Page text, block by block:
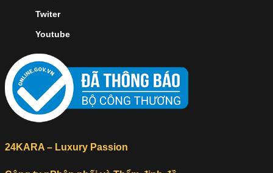
Twiter
Youtube
24KARA – Luxury Passion